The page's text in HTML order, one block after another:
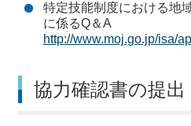
特定技能制度における地
に係るQ＆A
http://www.moj.go.jp/isa/
協力確認書の提出